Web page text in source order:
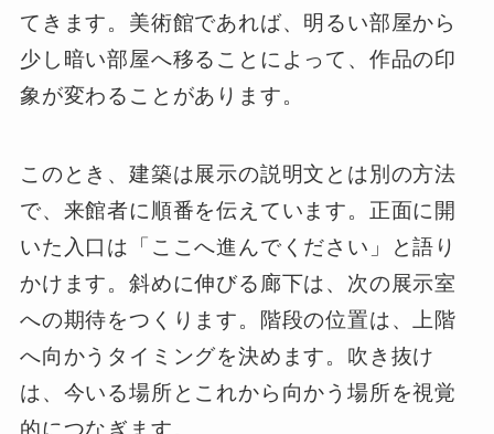
てきます。美術館であれば、明るい部屋から
少し暗い部屋へ移ることによって、作品の印
象が変わることがあります。
このとき、建築は展示の説明文とは別の方法
で、来館者に順番を伝えています。正面に開
いた入口は「ここへ進んでください」と語り
かけます。斜めに伸びる廊下は、次の展示室
への期待をつくります。階段の位置は、上階
へ向かうタイミングを決めます。吹き抜け
は、今いる場所とこれから向かう場所を視覚
的につなぎます。